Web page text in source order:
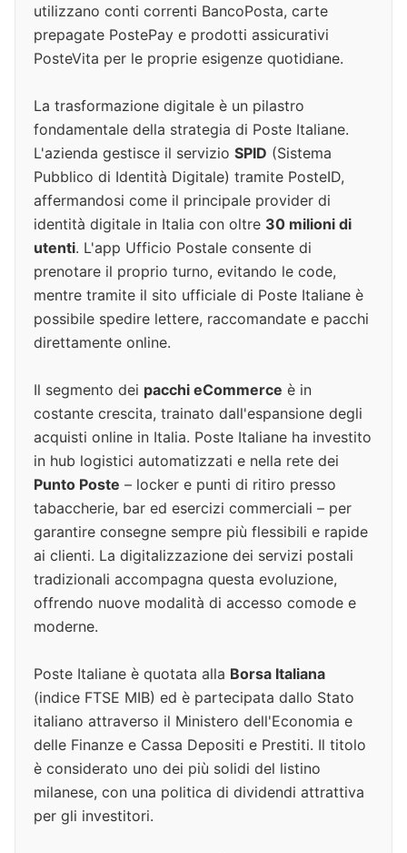
utilizzano conti correnti BancoPosta, carte
prepagate PostePay e prodotti assicurativi
PosteVita per le proprie esigenze quotidiane.
La trasformazione digitale è un pilastro
fondamentale della strategia di Poste Italiane.
L'azienda gestisce il servizio SPID (Sistema
Pubblico di Identità Digitale) tramite PosteID,
affermandosi come il principale provider di
identità digitale in Italia con oltre 30 milioni di
utenti. L'app Ufficio Postale consente di
prenotare il proprio turno, evitando le code,
mentre tramite il sito ufficiale di Poste Italiane è
possibile spedire lettere, raccomandate e pacchi
direttamente online.
Il segmento dei pacchi eCommerce è in
costante crescita, trainato dall'espansione degli
acquisti online in Italia. Poste Italiane ha investito
in hub logistici automatizzati e nella rete dei
Punto Poste – locker e punti di ritiro presso
tabaccherie, bar ed esercizi commerciali – per
garantire consegne sempre più flessibili e rapide
ai clienti. La digitalizzazione dei servizi postali
tradizionali accompagna questa evoluzione,
offrendo nuove modalità di accesso comode e
moderne.
Poste Italiane è quotata alla Borsa Italiana
(indice FTSE MIB) ed è partecipata dallo Stato
italiano attraverso il Ministero dell'Economia e
delle Finanze e Cassa Depositi e Prestiti. Il titolo
è considerato uno dei più solidi del listino
milanese, con una politica di dividendi attrattiva
per gli investitori.